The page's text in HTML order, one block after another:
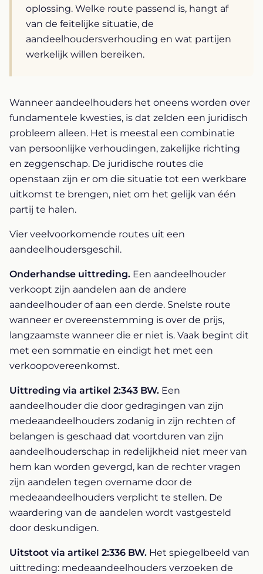
oplossing. Welke route passend is, hangt af
van de feitelijke situatie, de
aandeelhoudersverhouding en wat partijen
werkelijk willen bereiken.
Wanneer aandeelhouders het oneens worden over
fundamentele kwesties, is dat zelden een juridisch
probleem alleen. Het is meestal een combinatie
van persoonlijke verhoudingen, zakelijke richting
en zeggenschap. De juridische routes die
openstaan zijn er om die situatie tot een werkbare
uitkomst te brengen, niet om het gelijk van één
partij te halen.
Vier veelvoorkomende routes uit een
aandeelhoudersgeschil.
Onderhandse uittreding. Een aandeelhouder
verkoopt zijn aandelen aan de andere
aandeelhouder of aan een derde. Snelste route
wanneer er overeenstemming is over de prijs,
langzaamste wanneer die er niet is. Vaak begint dit
met een sommatie en eindigt het met een
verkoopovereenkomst.
Uittreding via artikel 2:343 BW. Een
aandeelhouder die door gedragingen van zijn
medeaandeelhouders zodanig in zijn rechten of
belangen is geschaad dat voortduren van zijn
aandeelhouderschap in redelijkheid niet meer van
hem kan worden gevergd, kan de rechter vragen
zijn aandelen tegen overname door de
medeaandeelhouders verplicht te stellen. De
waardering van de aandelen wordt vastgesteld
door deskundigen.
Uitstoot via artikel 2:336 BW. Het spiegelbeeld van
uittreding: medeaandeelhouders verzoeken de